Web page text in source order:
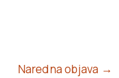
Naredna objava →